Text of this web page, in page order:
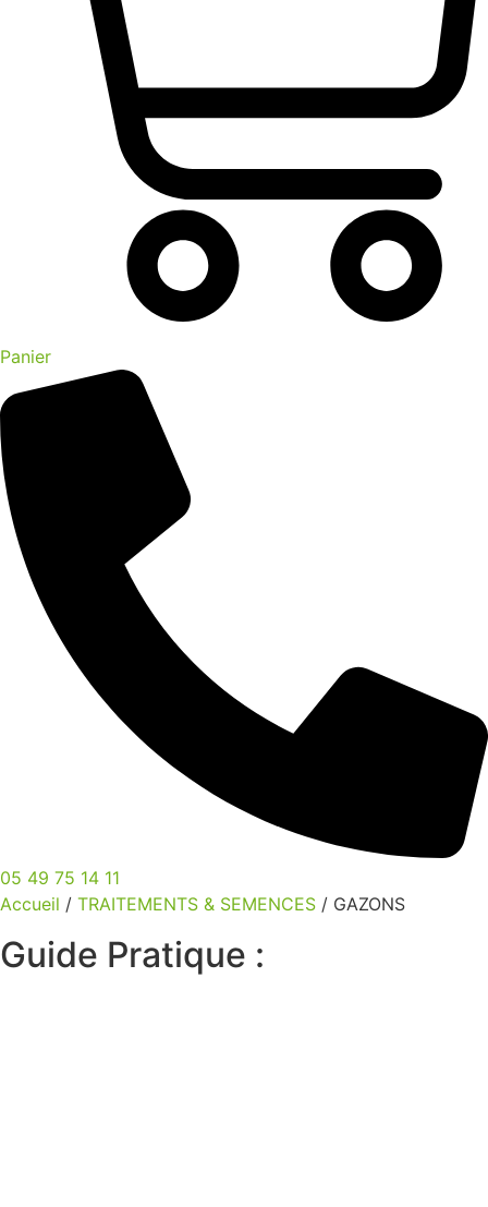
Panier
05 49 75 14 11
Accueil / TRAITEMENTS & SEMENCES / GAZONS
Guide Pratique :